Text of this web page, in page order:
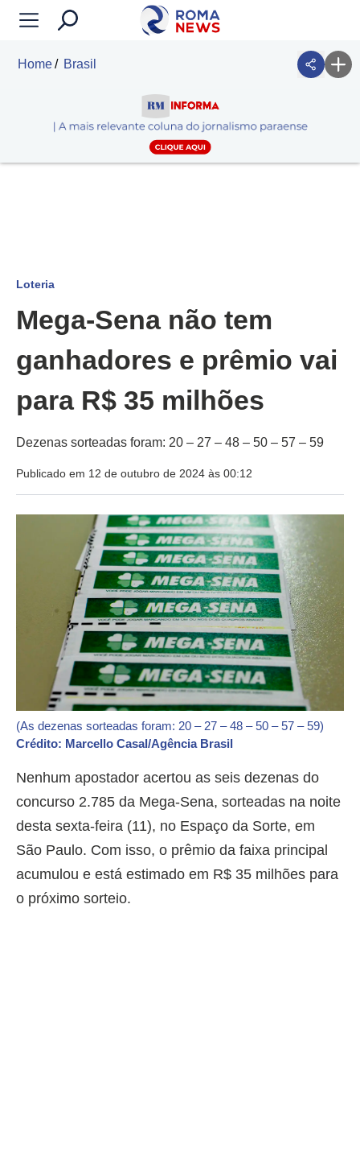
Home Brasil
Loteria
Mega-Sena não tem
ganhadores e prêmio vai
para R$ 35 milhões
Dezenas sorteadas foram: 20 – 27 – 48 – 50 – 57 – 59
Publicado em 12 de outubro de 2024 às 00:12
(As dezenas sorteadas foram: 20 – 27 – 48 – 50 – 57 – 59)
Crédito: Marcello Casal/Agência Brasil
Nenhum apostador acertou as seis dezenas do
concurso 2.785 da Mega-Sena, sorteadas na noite
desta sexta-feira (11), no Espaço da Sorte, em
São Paulo. Com isso, o prêmio da faixa principal
acumulou e está estimado em R$ 35 milhões para
o próximo sorteio.